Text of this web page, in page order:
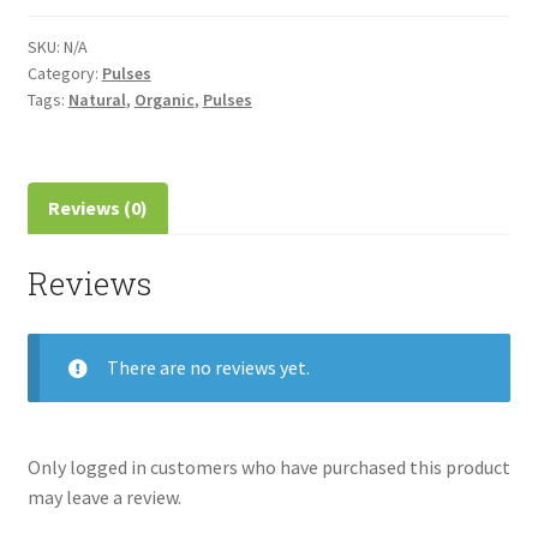
SKU: N/A
Category: Pulses
Tags: Natural, Organic, Pulses
Reviews (0)
Reviews
There are no reviews yet.
Only logged in customers who have purchased this product
may leave a review.